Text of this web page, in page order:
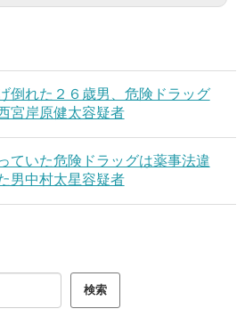
倒れた２６歳男、危険ドラッグ
宮岸原健太容疑者
ていた危険ドラッグは薬事法違
男中村太星容疑者
検索